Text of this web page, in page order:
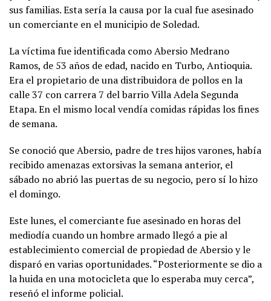
sus familias. Esta sería la causa por la cual fue asesinado
un comerciante en el municipio de Soledad.
La víctima fue identificada como Abersio Medrano
Ramos, de 53 años de edad, nacido en Turbo, Antioquia.
Era el propietario de una distribuidora de pollos en la
calle 37 con carrera 7 del barrio Villa Adela Segunda
Etapa. En el mismo local vendía comidas rápidas los fines
de semana.
Se conoció que Abersio, padre de tres hijos varones, había
recibido amenazas extorsivas la semana anterior, el
sábado no abrió las puertas de su negocio, pero sí lo hizo
el domingo.
Este lunes, el comerciante fue asesinado en horas del
mediodía cuando un hombre armado llegó a pie al
establecimiento comercial de propiedad de Abersio y le
disparó en varias oportunidades. “Posteriormente se dio a
la huida en una motocicleta que lo esperaba muy cerca”,
reseñó el informe policial.